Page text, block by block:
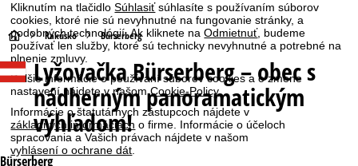
Kliknutím na tlačidloSúhlasiťsúhlasíte s používaním súborov
cookies, ktoré nie sú nevyhnutné na fungovanie stránky, a
podobných technológií. Ak kliknete naOdmietnuť, budeme
používať len služby, ktoré sú technicky nevyhnutné a potrebné na
plnenie zmluvy.
Ďalšie informácie o používaní súborov cookies a o zmene
nastavení nájdete v našomCookie-Policy.
Informácie o štatutárnych zástupcoch nájdete v
základných informáciách o firme. Informácie o účeloch
spracovania a Vašich právach nájdete v našom
vyhlásení o ochrane dát
H
l
v
Rakúsko Bürserberg
LyžovačkaBürserberg – obec s
nádherným panoramatickým
výhľadom!
Bürserberg